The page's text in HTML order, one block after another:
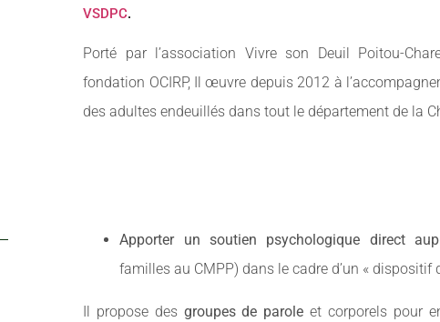
VSDPC.
Porté par l’association Vivre son Deuil Poitou-
fondation OCIRP, Il œuvre depuis 2012 à
des adultes endeuillés dans tout le département de la
Apporter un soutien psychologique direct
familles au CMPP) dans le cadre d’un « dispositif
Il propose des groupes de parole et corporels pour